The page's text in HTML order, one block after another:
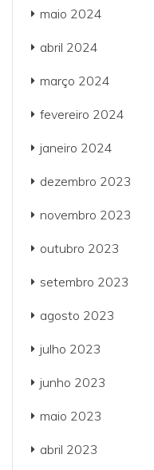
maio 2024
abril 2024
março 2024
fevereiro 2024
janeiro 2024
dezembro 2023
novembro 2023
outubro 2023
setembro 2023
agosto 2023
julho 2023
junho 2023
maio 2023
abril 2023